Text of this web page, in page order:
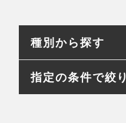
種別から探す
指定の条件で絞